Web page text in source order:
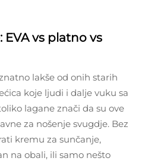
vs platno vs
lakše od onih starih
koje ljudi i dalje vuku sa
lagane znači da su ove
za nošenje svugdje. Bez
kremu za sunčanje,
na obali, ili samo nešto